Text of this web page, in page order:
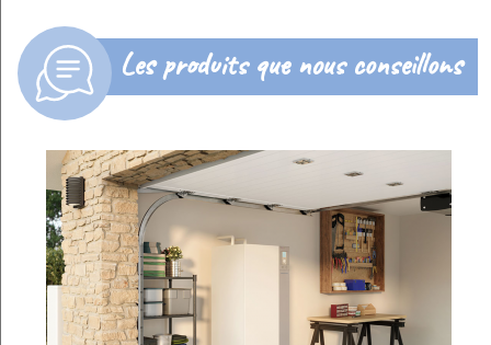
Les produits que nous conseillons